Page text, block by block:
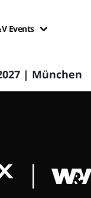
Events
| München